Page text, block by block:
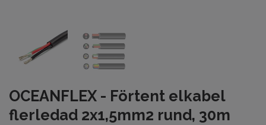
OCEANFLEX - Förtent elkabel
flerledad 2x1,5mm2 rund, 30m